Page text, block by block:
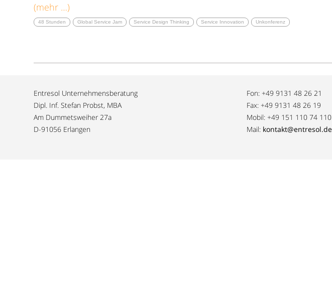
(mehr …)
48 Stunden Global Service Jam Service Design Thinking Service Innovation Unkonferenz
Entresol Unternehmensberatung
Dipl. Inf. Stefan Probst, MBA
Am Dummetsweiher 27a
D-91056 Erlangen
Fon: +49 9131 48 26 21
Fax: +49 9131 48 26 19
Mobil: +49 151 110 74 110
Mail: kontakt@entresol.de